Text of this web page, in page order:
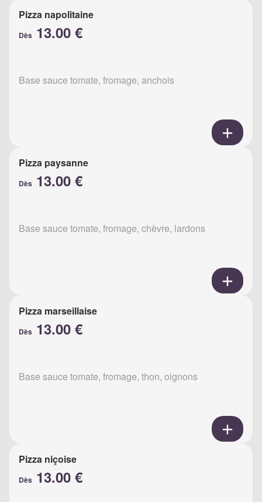
Pizza napolitaine
Dès 13.00 €
Base sauce tomate, fromage, anchois
Pizza paysanne
Dès 13.00 €
Base sauce tomate, fromage, chèvre, lardons
Pizza marseillaise
Dès 13.00 €
Base sauce tomate, fromage, thon, oignons
Pizza niçoise
Dès 13.00 €